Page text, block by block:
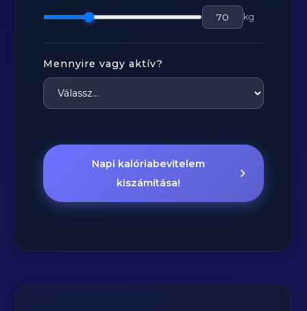
kg
Mennyire vagy aktív?
Napi kalóriabevitelem
kiszámítása!